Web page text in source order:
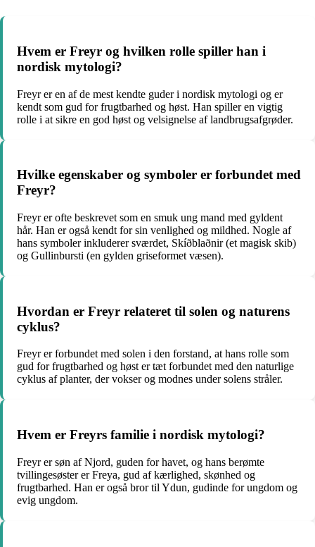
Hvem er Freyr og hvilken rolle spiller han i
nordisk mytologi?
Freyr er en af ​​de mest kendte guder i nordisk mytologi og er
kendt som gud for frugtbarhed og høst. Han spiller en vigtig
rolle i at sikre en god høst og velsignelse af landbrugsafgrøder.
Hvilke egenskaber og symboler er forbundet med
Freyr?
Freyr er ofte beskrevet som en smuk ung mand med gyldent
hår. Han er også kendt for sin venlighed og mildhed. Nogle af
hans symboler inkluderer sværdet, Skíðblaðnir (et magisk skib)
og Gullinbursti (en gylden griseformet væsen).
Hvordan er Freyr relateret til solen og naturens
cyklus?
Freyr er forbundet med solen i den forstand, at hans rolle som
gud for frugtbarhed og høst er tæt forbundet med den naturlige
cyklus af planter, der vokser og modnes under solens stråler.
Hvem er Freyrs familie i nordisk mytologi?
Freyr er søn af Njord, guden for havet, og hans berømte
tvillingesøster er Freya, gud af kærlighed, skønhed og
frugtbarhed. Han er også bror til Ydun, gudinde for ungdom og
evig ungdom.